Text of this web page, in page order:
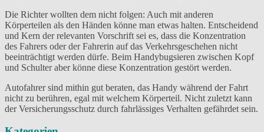
Die Richter wollten dem nicht folgen: Auch mit anderen
Körperteilen als den Händen könne man etwas halten. Entscheidend
und Kern der relevanten Vorschrift sei es, dass die Konzentration
des Fahrers oder der Fahrerin auf das Verkehrsgeschehen nicht
beeinträchtigt werden dürfe. Beim Handybugsieren zwischen Kopf
und Schulter aber könne diese Konzentration gestört werden.
Autofahrer sind mithin gut beraten, das Handy während der Fahrt
nicht zu berühren, egal mit welchem Körperteil. Nicht zuletzt kann
der Versicherungsschutz durch fahrlässiges Verhalten gefährdet sein.